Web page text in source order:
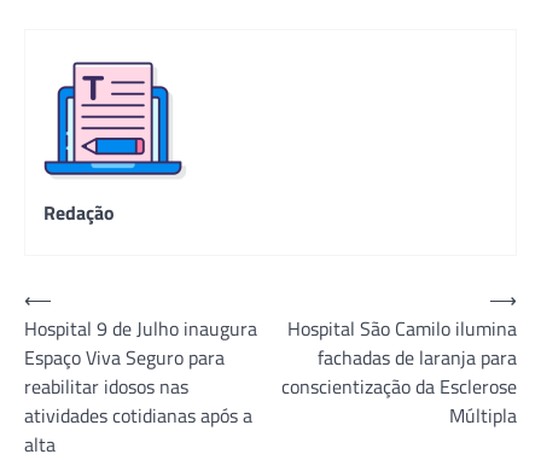
Redação
Navegação
de
Post
⟵
Hospital 9 de Julho inaugura
Espaço Viva Seguro para
reabilitar idosos nas
atividades cotidianas após a
alta
Hospital São Camilo ilumina
fachadas de laranja para
conscientização da Esclerose
Múltipla
⟶